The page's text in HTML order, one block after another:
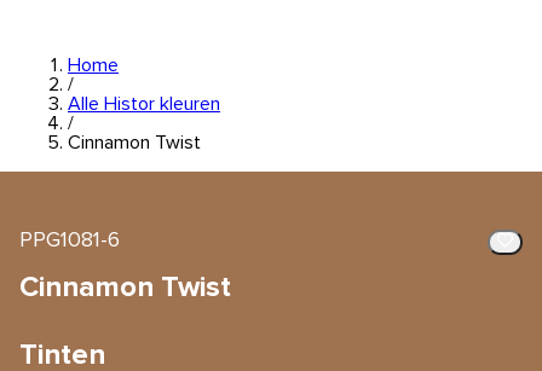
Home
/
Alle Histor kleuren
/
Cinnamon Twist
PPG1081-6
Cinnamon Twist
Tinten